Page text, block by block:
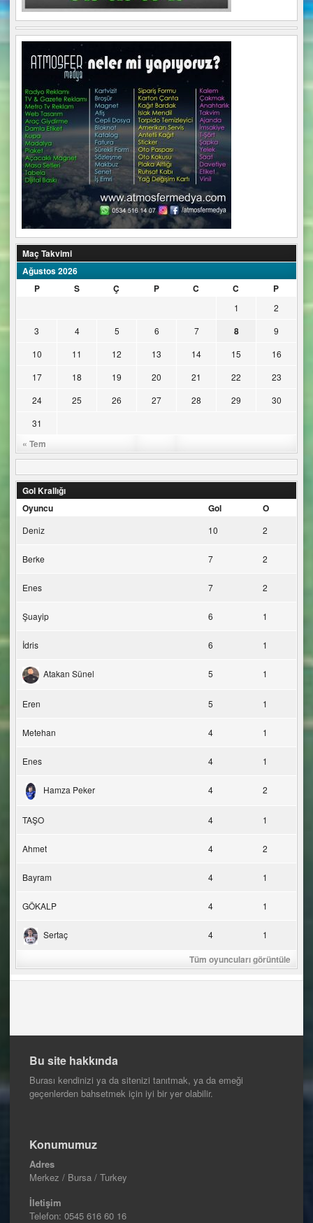
Maç Takvimi
Ağustos 2026
P
S Ç P C C P
« Tem
1
2
3
4 5 6 7 8
9
10
11 12 13 14 15
16
17
18 19 20 21 22
23
24
25 26 27 28 29
30
31
Gol Krallığı
Oyuncu
Gol O
Deniz 10 2
Berke 7 2
Enes 7 2
Şuayip 6 1
İdris 6 1
Atakan Sünel 5 1
Eren 5 1
Metehan 4 1
Enes 4 1
Hamza Peker 4 2
TAŞO 4 1
Ahmet 4 2
Bayram 4 1
GÖKALP 4 1
Sertaç 4 1
Tüm oyuncuları görüntüle
Bu site hakkında
Burası kendinizi ya da sitenizi tanıtmak, ya da emeği
geçenlerden bahsetmek için iyi bir yer olabilir.
Konumumuz
Adres
Merkez / Bursa / Turkey
İletişim
Telefon: 0545 616 60 16